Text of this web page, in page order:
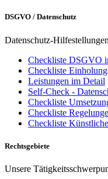
DSGVO / Datenschutz
Datenschutz-
Checkliste DSGVO
Checkliste
Leistungen im Detail
Self-Check -
Checkliste
Checkliste
Checkliste
Rechtsgebiete
Unsere